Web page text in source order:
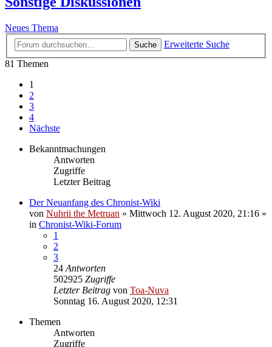
Neues Thema
Suche
Erweiterte Suche
81 Themen
1
2
3
4
Nächste
Bekanntmachungen
Antworten
Zugriffe
Letzter Beitrag
Der Neuanfang des Chronist-Wiki
von Nuhrii the Metruan » Mittwoch 12. August 2020, 21:16 »
in Chronist-Wiki-Forum
1
2
3
24 Antworten
502925 Zugriffe
Letzter Beitrag von Toa-Nuva
Sonntag 16. August 2020, 12:31
Themen
Antworten
Zugriffe